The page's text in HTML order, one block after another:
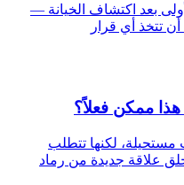
بعد اكتشاف الخيانة —
تتخذ أي قرار
هذا ممكن فعلاً؟
مستحيلة، لكنها تتطلب
علاقة جديدة من رماد